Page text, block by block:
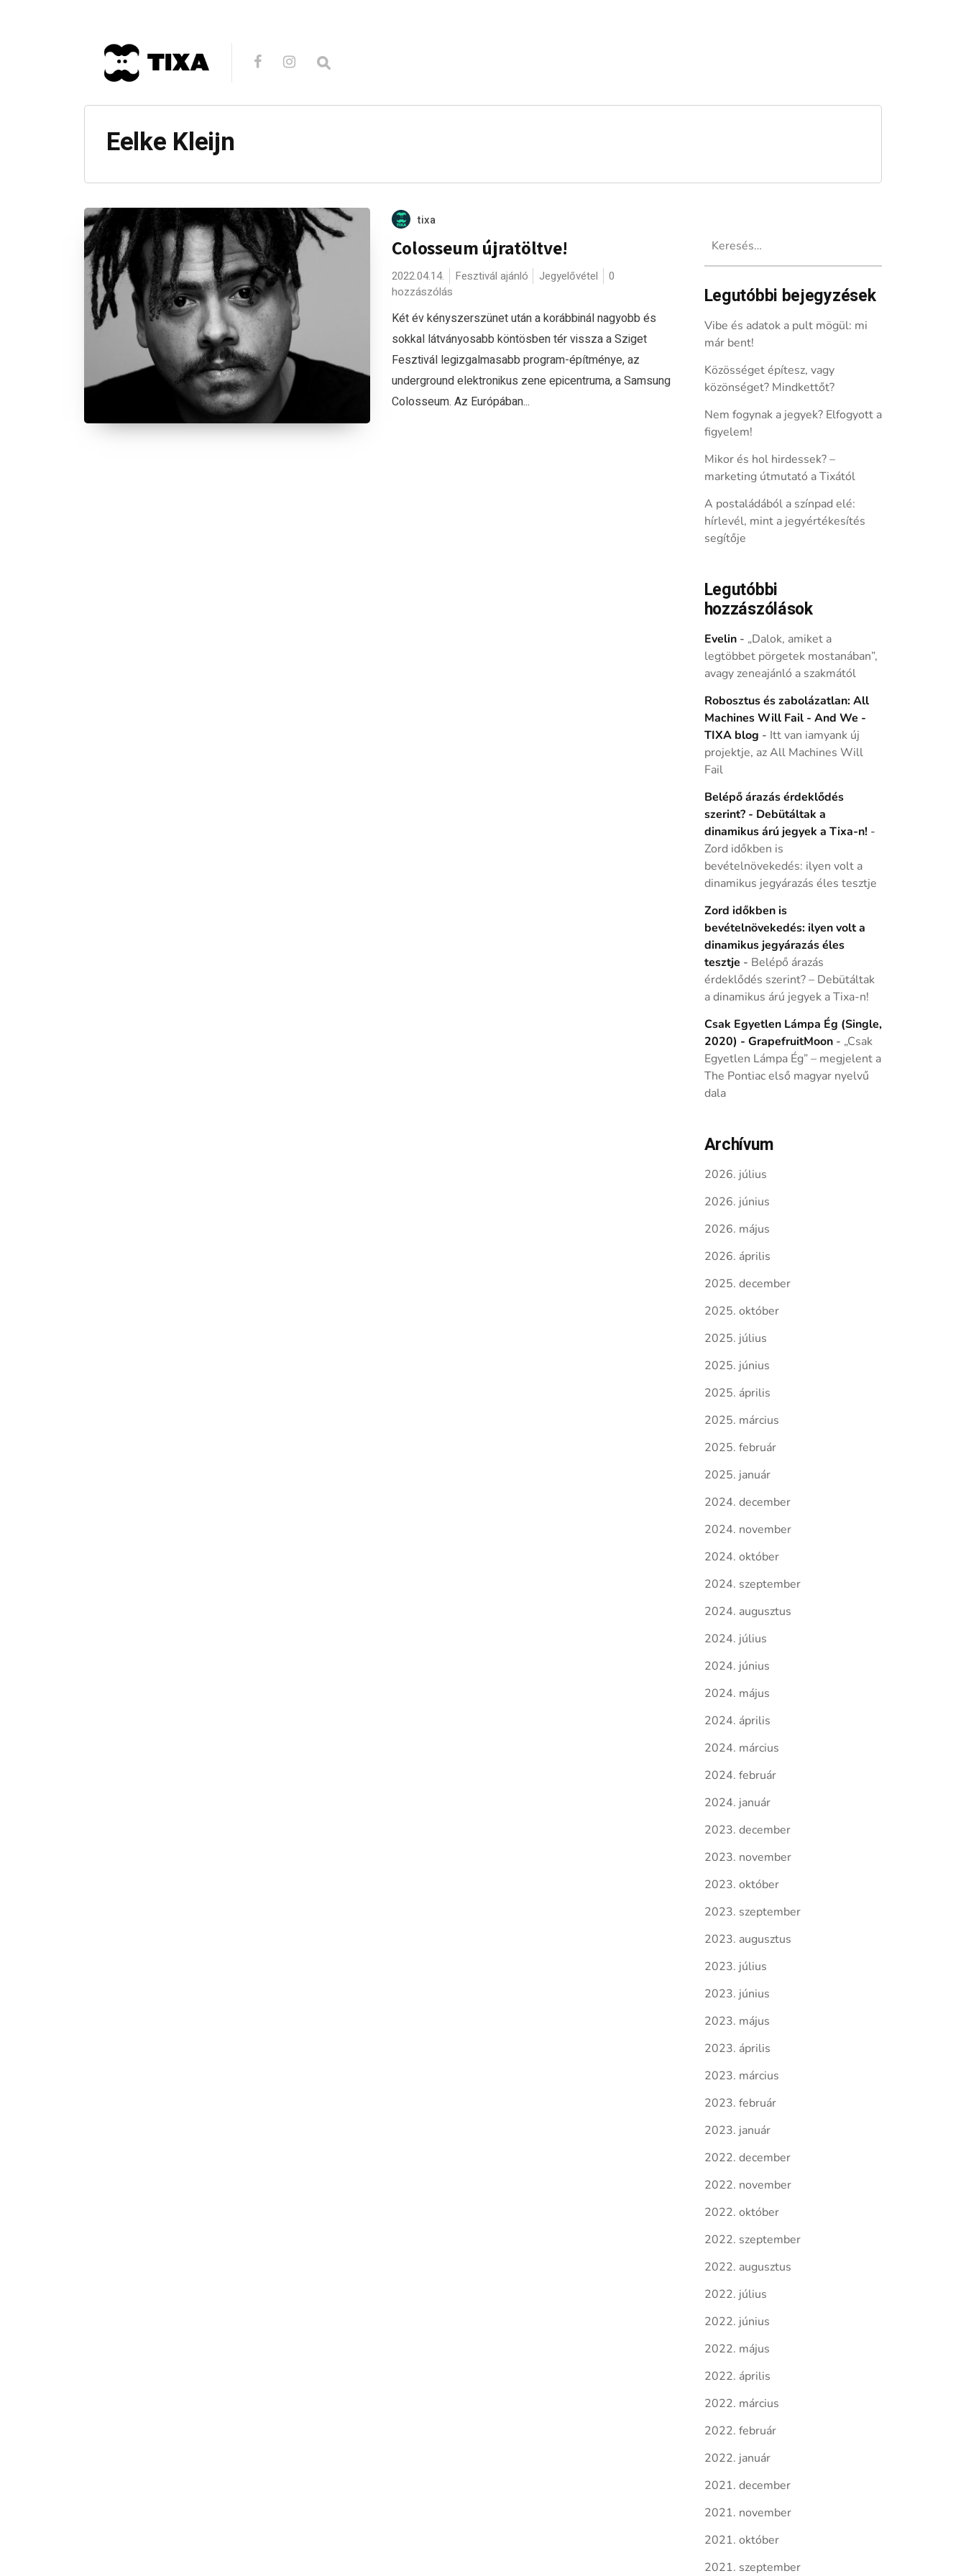
Eelke Kleijn
tixa
Colosseum újratöltve!
2022.04.14. Fesztivál ajánló Jegyelővétel
0
hozzászólás
Két év kényszerszünet után a korábbinál nagyobb és
sokkal látványosabb köntösben tér vissza a Sziget
Fesztivál legizgalmasabb program-építménye, az
underground elektronikus zene epicentruma, a Samsung
Colosseum. Az Európában...
Legutóbbi bejegyzések
Vibe és adatok a pult mögül: mi
már bent!
Közösséget építesz, vagy
közönséget? Mindkettőt?
Nem fogynak a jegyek? Elfogyott a
figyelem!
Mikor és hol hirdessek? –
marketing útmutató a Tixától
A postaládából a színpad elé:
hírlevél, mint a jegyértékesítés
segítője
Legutóbbi
hozzászólások
Evelin- „Dalok, amiket a
legtöbbet pörgetek mostanában”,
avagy zeneajánló a szakmától
Robosztus és zabolázatlan: All
Machines Will Fail - And We -
TIXA blog - Itt van iamyank új
projektje, az All Machines Will
Fail
Belépő árazás érdeklődés
szerint? - Debütáltak a
dinamikus árú jegyek a Tixa-n! -
Zord időkben is
bevételnövekedés: ilyen volt a
dinamikus jegyárazás éles tesztje
Zord időkben is
bevételnövekedés: ilyen volt a
dinamikus jegyárazás éles
tesztje - Belépő árazás
érdeklődés szerint? – Debütáltak
a dinamikus árú jegyek a Tixa-n!
Csak Egyetlen Lámpa Ég (Single,
2020) - GrapefruitMoon- „Csak
Egyetlen Lámpa Ég” – megjelent a
The Pontiac első magyar nyelvű
dala
Archívum
2026. július
2026. június
2026. május
2026. április
2025. december
2025. október
2025. július
2025. június
2025. április
2025. március
2025. február
2025. január
2024. december
2024. november
2024. október
2024. szeptember
2024. augusztus
2024. július
2024. június
2024. május
2024. április
2024. március
2024. február
2024. január
2023. december
2023. november
2023. október
2023. szeptember
2023. augusztus
2023. július
2023. június
2023. május
2023. április
2023. március
2023. február
2023. január
2022. december
2022. november
2022. október
2022. szeptember
2022. augusztus
2022. július
2022. június
2022. május
2022. április
2022. március
2022. február
2022. január
2021. december
2021. november
2021. október
2021. szeptember